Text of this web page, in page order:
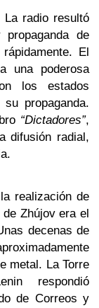
La radio resultó
de
El
una poderosa
los estados
propaganda.
“Dictadores”,
difusión radial,
realización de
Zhújov era el
decenas de
metal. La Torre
respondió
de Correos y